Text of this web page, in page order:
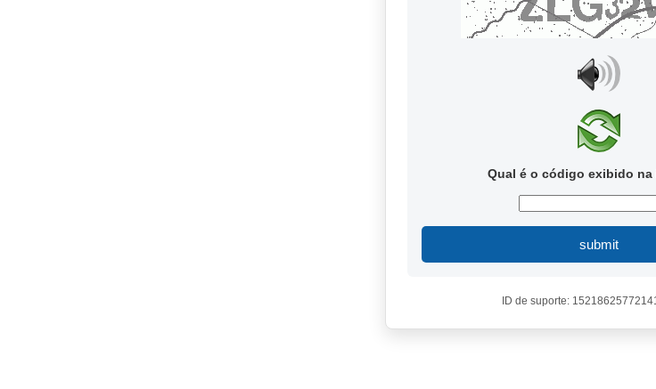
Qual é o código exibido na
submit
ID de suporte: